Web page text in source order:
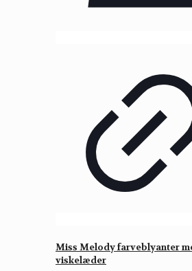
Miss Melody farveblyanter
viskelæder